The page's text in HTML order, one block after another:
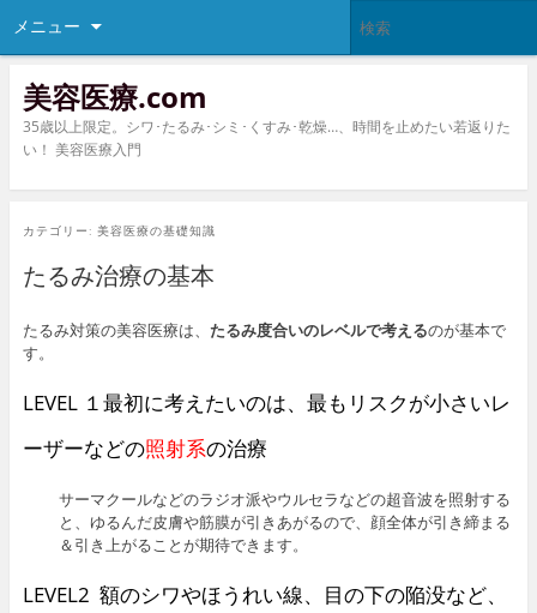
メニュー
美容医療.com
35歳以上限定。シワ･たるみ･シミ･くすみ･乾燥…、時間を止めたい若返りた
い！ 美容医療入門
カテゴリー: 美容医療の基礎知識
たるみ治療の基本
たるみ対策の美容医療は、 たるみ度合いのレベルで考えるのが基本で
す。
LEVEL １最初に考えたいのは、最もリスクが小さいレ
ーザーなどの照射系の治療
サーマクールなどのラジオ派やウルセラなどの超音波を照射する
と、ゆるんだ皮膚や筋膜が引きあがるので、顔全体が引き締まる
＆引き上がることが期待できます。
LEVEL2 額のシワやほうれい線、目の下の陥没など、